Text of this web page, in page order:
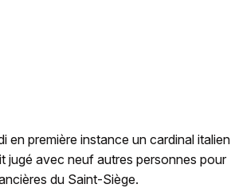
en première instance un cardinal italien
jugé avec neuf autres personnes pour
du Saint-Siège.